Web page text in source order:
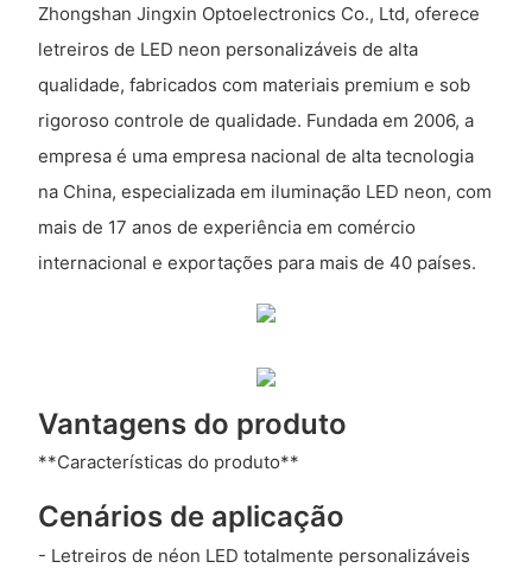
Zhongshan Jingxin Optoelectronics Co., Ltd, oferece
letreiros de LED neon personalizáveis ​​de alta
qualidade, fabricados com materiais premium e sob
rigoroso controle de qualidade. Fundada em 2006, a
empresa é uma empresa nacional de alta tecnologia
na China, especializada em iluminação LED neon, com
mais de 17 anos de experiência em comércio
internacional e exportações para mais de 40 países.
Vantagens do produto
**Características do produto**
Cenários de aplicação
- Letreiros de néon LED totalmente personalizáveis ​​